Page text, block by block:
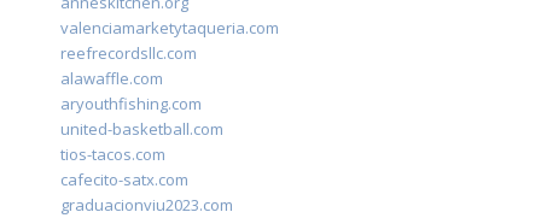
valenciamarketytaqueria.com
reefrecordsllc.com
alawaffle.com
aryouthfishing.com
united-basketball.com
tios-tacos.com
cafecito-satx.com
graduacionviu2023.com